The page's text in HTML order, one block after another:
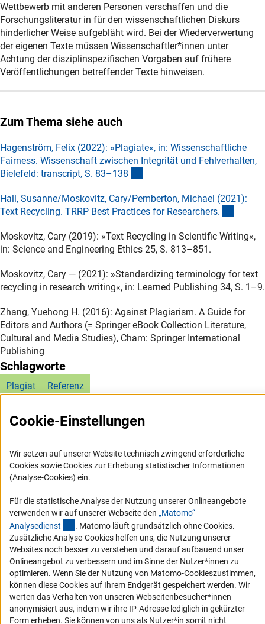
Wettbewerb mit anderen Personen verschaffen und die
Forschungsliteratur in für den wissenschaftlichen Diskurs
hinderlicher Weise aufgebläht wird. Bei der Wiederverwertung
der eigenen Texte müssen Wissenschaftler*innen unter
Achtung der disziplinspezifischen Vorgaben auf frühere
Veröffentlichungen betreffender Texte hinweisen.
Zum Thema siehe auch
Hagenström, Felix (2022): »Plagiate«, in: Wissenschaftliche
Fairness. Wissenschaft zwischen Integrität und Fehlverhalten,
Bielefeld: transcript, S. 83–138
Hall, Susanne/Moskovitz, Cary/Pemberton, Michael (2021):
Text Recycling. TRRP Best Practices for Researchers.
Moskovitz, Cary (2019): »Text Recycling in Scientific Writing«,
in: Science and Engineering Ethics 25, S. 813–851.
Moskovitz, Cary — (2021): »Standardizing terminology for text
recycling in research writing«, in: Learned Publishing 34, S. 1–9.
Zhang, Yuehong H. (2016): Against Plagiarism. A Guide for
Editors and Authors (= Springer eBook Collection Literature,
Cultural and Media Studies), Cham: Springer International
Publishing
Schlagworte
Plagiat Referenz
Service
RSS-Feed
Barrierefreiheit
Erklärung zur Barrierefreiheit
Barriere melden
Links
Zum Download des Kodex
DFG-Website
Cookie-Einstellungen
Wir setzen auf unserer Website technisch zwingend erforderliche
Cookies sowie Cookies zur Erhebung statistischer Informationen
(Analyse-Cookies) ein.
Für die statistische Analyse der Nutzung unserer Onlineangebote
verwenden wir auf unserer Webseite den „Matomo“
Analysedienst (externer Link)
. Matomo läuft grundsätzlich ohne Cookies.
Zusätzliche Analyse-Cookies helfen uns, die Nutzung unserer
Websites noch besser zu verstehen und darauf aufbauend unser
Onlineangebot zu verbessern und im Sinne der Nutzer*innen zu
optimieren. Wenn Sie der Nutzung von Matomo-Cookieszustimmen,
können diese Cookies auf Ihrem Endgerät gespeichert werden. Wir
werten das Verhalten von unseren Webseitenbesucher*innen
anonymisiert aus, indem wir ihre IP-Adresse lediglich in gekürzter
Form erheben. Sie können von uns als Nutzer*in somit nicht